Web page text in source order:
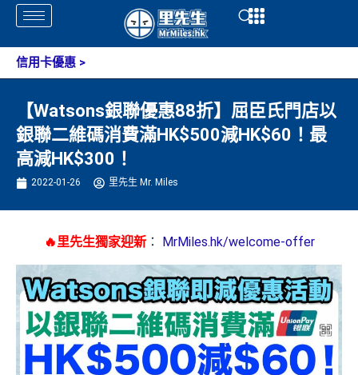
Skip
content
Open
信用卡優惠 >
【Watsons銀聯優惠88折】屈臣氏門店以
銀聯二維碼消費滿HK$500減HK$60！最
高減HK$300！
2022-01-26 里先生 Mr. Miles
🔥里先生獨家迎新： MrMiles.hk/welcome-offer